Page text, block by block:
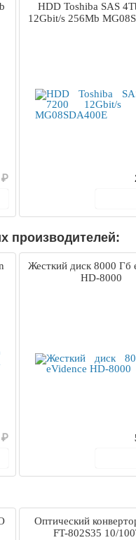
₽
HDD Toshiba SAS
12Gbit/s 256Mb
производителей:
₽
Жесткий диск 8000 Гб
HD-8000
Оптический
FT-802S35 10/